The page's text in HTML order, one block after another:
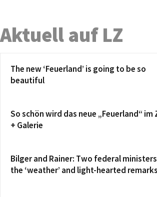
Aktuell auf LZ
The new ‘Feuerland’ is going to be so
beautiful
So schön wird das neue „Feuerland“ im
+ Galerie
Bilger and Rainer: Two federal
the ‘weather’ and light-hearted remarks